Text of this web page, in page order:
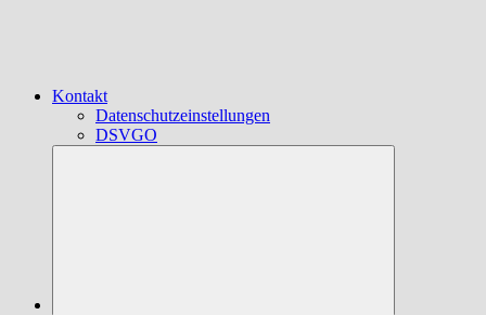
Kontakt
Datenschutzeinstellungen
DSVGO